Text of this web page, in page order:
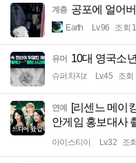
계층 공포에 얼어
Earth Lv.96 조회
유머 10대 영국소
슈퍼차지z Lv.45 조회
연예 [리센느 메이
안게임 홍보대사
아이스티이 Lv.32 조